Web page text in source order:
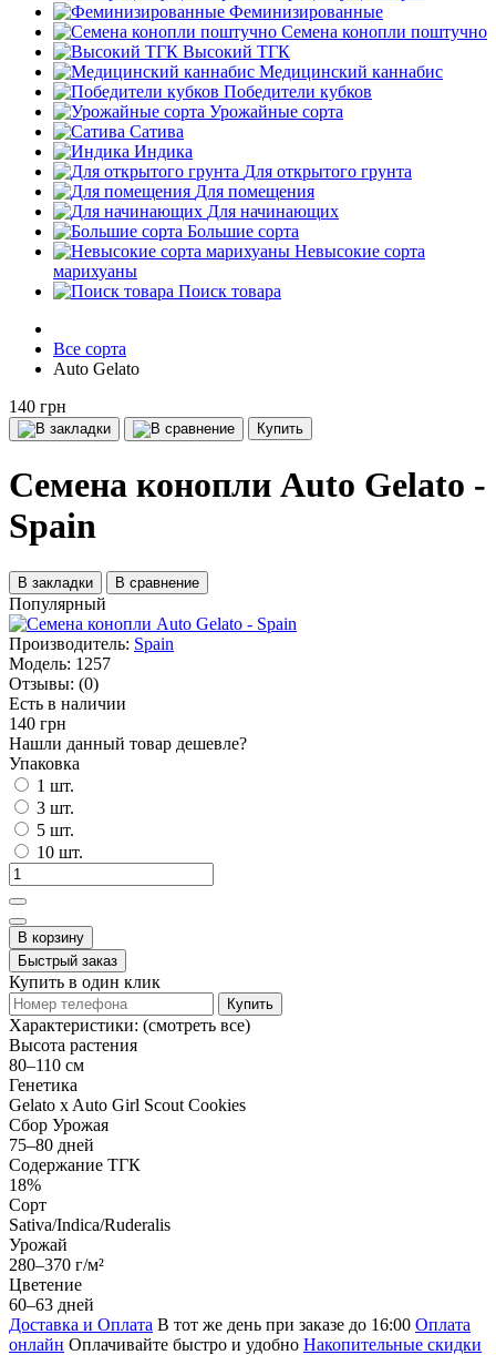
Феминизированные
Семена конопли поштучно
Высокий ТГК
Медицинский каннабис
Победители кубков
Урожайные сорта
Сатива
Индика
Для открытого грунта
Для помещения
Для начинающих
Большие сорта
Невысокие сорта
марихуаны
Поиск товара
Все сорта
Auto Gelato
140 грн
Купить
Семена конопли Auto Gelato -
Spain
В закладки В сравнение
Популярный
Производитель: Spain
Модель: 1257
Отзывы: (0)
Есть в наличии
140 грн
Нашли данный товар дешевле?
Упаковка
1 шт.
3 шт.
5 шт.
10 шт.
В корзину
Быстрый заказ
Купить в один клик
Купить
Характеристики: (смотреть все)
Высота растения
80–110 см
Генетика
Gelato x Auto Girl Scout Cookies
Сбор Урожая
75–80 дней
Содержание ТГК
18%
Сорт
Sativa/Indica/Ruderalis
Урожай
280–370 г/м²
Цветение
60–63 дней
Доставка и Оплата В тот же день при заказе до 16:00 Оплата
онлайн Оплачивайте быстро и удобно Накопительные скидки